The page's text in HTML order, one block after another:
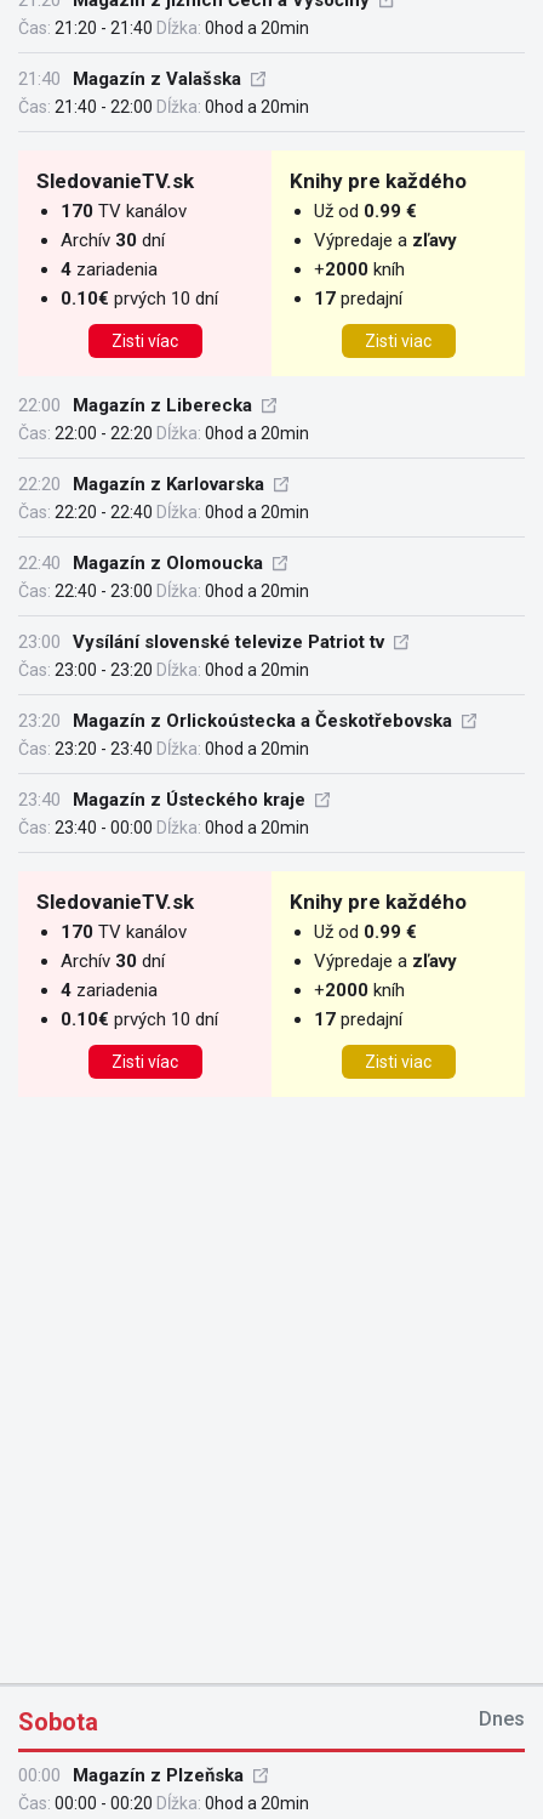
Čas: 21:20 - 21:40 Dĺžka: 0hod a 20min
21:40 Magazín z Valašska
Čas: 21:40 - 22:00 Dĺžka: 0hod a 20min
SledovanieTV.sk
170 TV kanálov
Archív 30 dní
4 zariadenia
0.10€ prvých 10 dní
Zisti víac
Knihy pre každého
Už od 0.99 €
Výpredaje a zľavy
+2000 kníh
17 predajní
Zisti viac
22:00 Magazín z Liberecka
Čas: 22:00 - 22:20 Dĺžka: 0hod a 20min
22:20 Magazín z Karlovarska
Čas: 22:20 - 22:40 Dĺžka: 0hod a 20min
22:40 Magazín z Olomoucka
Čas: 22:40 - 23:00 Dĺžka: 0hod a 20min
23:00 Vysílání slovenské televize Patriot tv
Čas: 23:00 - 23:20 Dĺžka: 0hod a 20min
23:20 Magazín z Orlickoústecka a Českotřebovska
Čas: 23:20 - 23:40 Dĺžka: 0hod a 20min
23:40 Magazín z Ústeckého kraje
Čas: 23:40 - 00:00 Dĺžka: 0hod a 20min
SledovanieTV.sk
170 TV kanálov
Archív 30 dní
4 zariadenia
0.10€ prvých 10 dní
Zisti víac
Knihy pre každého
Už od 0.99 €
Výpredaje a zľavy
+2000 kníh
17 predajní
Zisti viac
Sobota Dnes
00:00 Magazín z Plzeňska
Čas: 00:00 - 00:20 Dĺžka: 0hod a 20min